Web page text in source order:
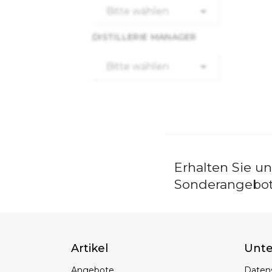
Bitte wählen 
DISTILLERIE MANAGER
Bitte wählen 
Erhalten Sie
Artikel